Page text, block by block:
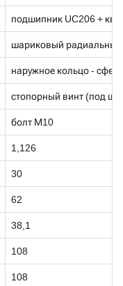
подшипник UC206 +
шариковый
наружное кольцо -
стопорный винт (под
болт М10
1,126
30
62
38,1
108
108